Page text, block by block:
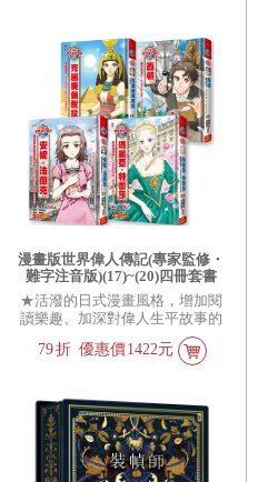
漫畫版世界偉人傳記(專家監修・
難字注音版)(17)~(20)四冊套書
【克麗奧佩脫拉+西頓+安妮‧法蘭
克+瑪麗亞‧特蕾莎】
★活潑的日式漫畫風格，增加閱
讀樂趣、加深對偉人生平故事的
印象。 ★每一本皆有豐富的小知
識延伸閱讀，以多元圖表、真實
的成就。
79折 優惠價1422元